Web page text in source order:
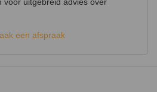
een afspraak